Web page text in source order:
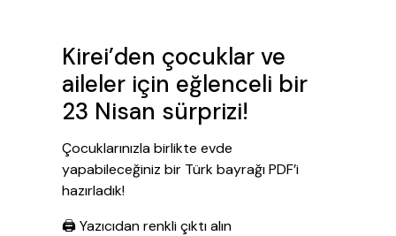
Kirei’den çocuklar ve
aileler için eğlenceli bir
23 Nisan sürprizi!
Çocuklarınızla birlikte evde
yapabileceğiniz bir Türk bayrağı PDF’i
hazırladık!
🖨️ Yazıcıdan renkli çıktı alın